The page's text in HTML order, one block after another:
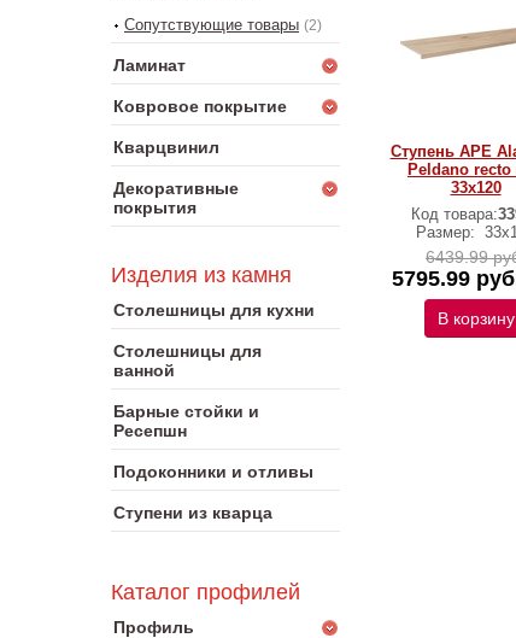
Сопутствующие товары (2)
Ламинат
Ковровое покрытие
Кварцвинил
Декоративные
покрытия
Изделия из камня
Столешницы для кухни
Столешницы для
ванной
Барные стойки и
Ресепшн
Подоконники и отливы
Ступени из кварца
Каталог профилей
Профиль
Ступень APE
Peldano recto
33х120
Код товара:
Размер:
6439.99
5795.99
В корзину